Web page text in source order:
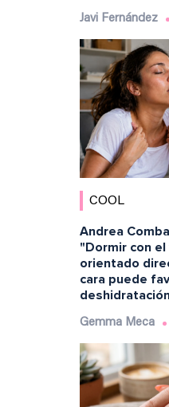
Javi Fernández
COOL
Andrea
"Dormir con
orientado
cara puede
Gemma Meca